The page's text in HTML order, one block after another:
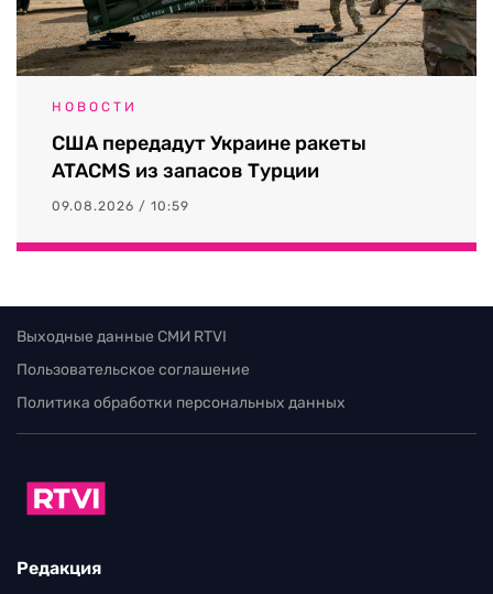
НОВОСТИ
США передадут Украине ракеты
ATACMS из запасов Турции
09.08.2026 / 10:59
Выходные данные СМИ RTVI
Пользовательское соглашение
Политика обработки персональных данных
Редакция